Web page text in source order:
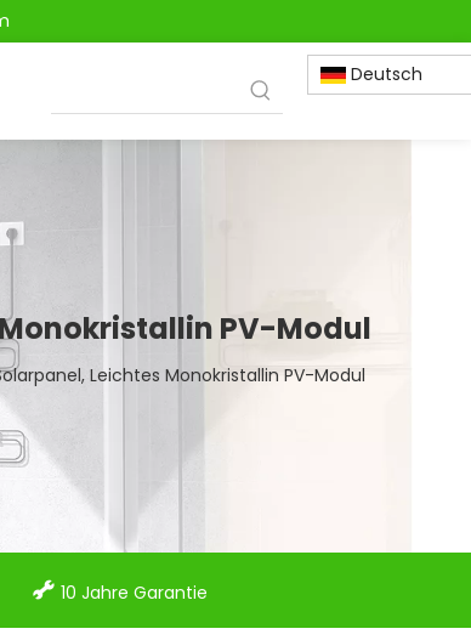
Deutsch
Monokristallin PV-Modul
Leichtes Monokristallin PV-Modul
 10 Jahre Garantie